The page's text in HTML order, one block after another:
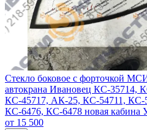
Стекло боковое с форточкой
автокрана Ивановец КС-35714,
КС-45717, АК-25, КС-54711, КС-
КС-6476, КС-6478 новая кабина
от 15 500